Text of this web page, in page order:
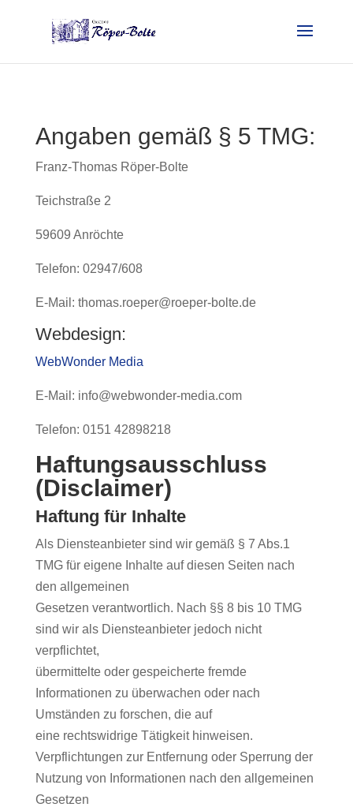
Angaben gemäß § 5 TMG:
Franz-Thomas Röper-Bolte
Teichstraße 2
59609 Anröchte
Telefon: 02947/608
E-Mail: thomas.roeper@roeper-bolte.de
Webdesign:
WebWonder Media
E-Mail: info@webwonder-media.com
Telefon: 0151 42898218
Haftungsausschluss
(Disclaimer)
Haftung für Inhalte
Als Diensteanbieter sind wir gemäß § 7 Abs.1
TMG für eigene Inhalte auf diesen Seiten nach
den allgemeinen
Gesetzen verantwortlich. Nach §§ 8 bis 10 TMG
sind wir als Diensteanbieter jedoch nicht
verpflichtet,
übermittelte oder gespeicherte fremde
Informationen zu überwachen oder nach
Umständen zu forschen, die auf
eine rechtswidrige Tätigkeit hinweisen.
Verpflichtungen zur Entfernung oder Sperrung der
Nutzung von Informationen nach den allgemeinen
Gesetzen